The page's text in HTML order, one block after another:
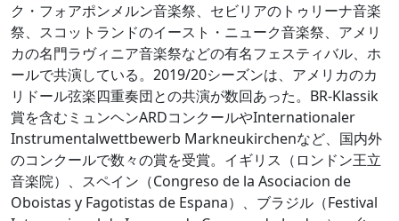
ク・フォアポンメルン音楽祭、セビリアのトゥリーナ音楽
祭、スコットランドのイースト・ニューク音楽祭、アメリ
カの名門ラヴィニア音楽祭などの有名フェスティバル、ホ
ールで共演している。2019/20シーズンは、アメリカのカ
リドール弦楽四重奏団との共演が数回あった。BR-Klassik
賞を含むミュンヘンARDコンクールやInternationaler
Instrumentalwettbewerb Markneukirchenなど、国内外
のコンクールで数々の賞を受賞。イギリス（ロンドン王立
音楽院）、スペイン（Congreso de la Asociacion de
Oboistas y Fagotistas de Espana）、ブラジル（Festival